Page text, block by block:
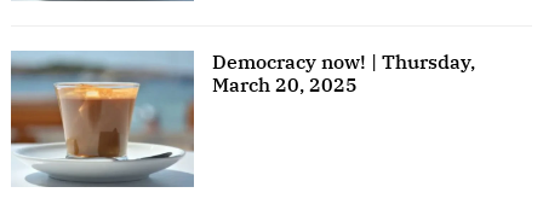
Democracy now! | Thursday,
March 20, 2025